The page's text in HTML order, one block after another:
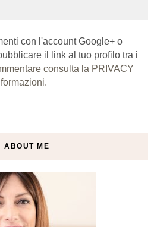
con l'account Google+ o
il link al tuo profilo tra i
consulta la PRIVACY
ABOUT ME